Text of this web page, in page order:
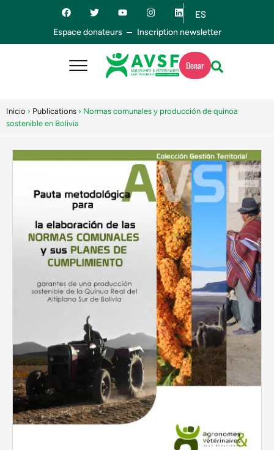
ES
EN
Espace donateurs Inscription newsletter
Donar
Inicio › Publications › Normas comunales y producción de quinoa
sostenible en Bolivia